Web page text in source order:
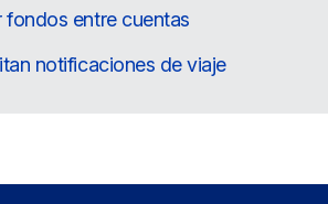
fondos entre cuentas
notificaciones de viaje